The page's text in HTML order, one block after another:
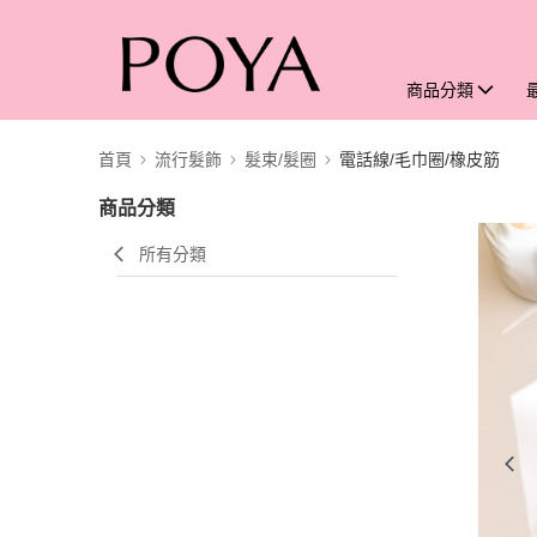
商品分類
首頁 流行髮飾 髮束/髮圈 電話線/毛巾圈/橡皮筋
商品分類
所有分類